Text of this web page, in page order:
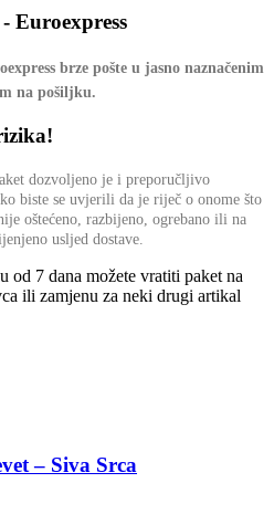
Euroexpress
brze pošte u jasno naznačenim
na pošiljku.
dozvoljeno je i preporučljivo
biste se uvjerili da je riječ o onome što
oštećeno, razbijeno, ogrebano ili na
usljed dostave.
7 dana možete vratiti paket na
ili zamjenu za neki drugi artikal
– Siva Srca